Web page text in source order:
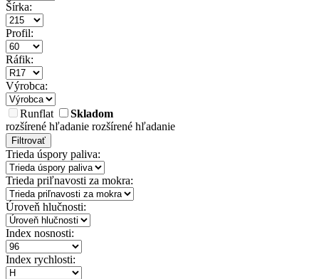
Šírka:
Profil:
Ráfik:
Výrobca:
Runflat
Skladom
rozšírené hľadanie rozšírené hľadanie
Filtrovať
Trieda úspory paliva:
Trieda priľnavosti za mokra:
Úroveň hlučnosti:
Index nosnosti:
Index rychlosti: